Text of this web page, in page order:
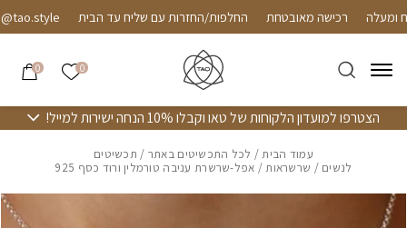
Skip to Contentרכישה מאובטחת החלפות/החזרות עם שליח עד הבית
0 הרשימה
0
הצטרפו למועדון הלקוחות של טאו וקבלו 10% הנחה ישירות למייל!
עמוד הבית/ לכל התכשיטים באתר / תכשיטים
לנשים / שרשראות/ אפל-שרשרת עניבה טורמלין ורוד כסף 925
בחזרה למעלה